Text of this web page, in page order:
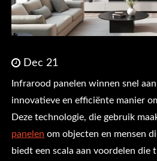
Dec 21
Infrarood panelen winnen snel
innovatieve en efficiënte manier
Deze technologie, die gebruik
panelen om objecten en mensen
biedt een scala aan voordelen die